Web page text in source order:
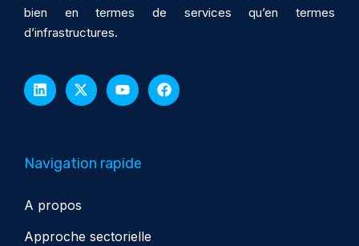
bien en termes de services qu’en termes
d’infrastructures.
Navigation rapide
A propos
Approche sectorielle